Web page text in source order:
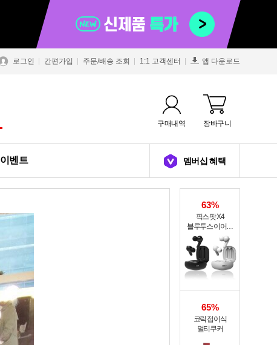
로그인 간편가입 주문/배송 조회 1:1 고객센터 앱 다운로드
구매내역 장바구니
이벤트 멤버십 혜택
63%
픽스 팟 X4
블루투스 이어폰
XWS-303
65%
코릭 접이식
멀티쿠커